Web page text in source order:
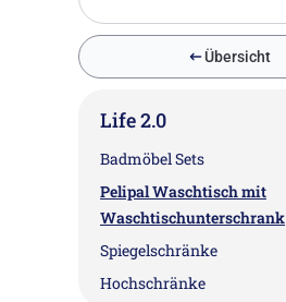
Übersicht
Life 2.0
Badmöbel Sets
Pelipal Waschtisch mit
Waschtischunterschrank
Spiegelschränke
Hochschränke